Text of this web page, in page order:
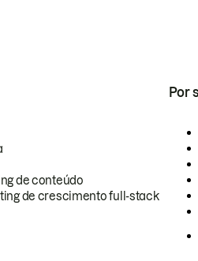
de conteúdo
de crescimento full-stack
Por